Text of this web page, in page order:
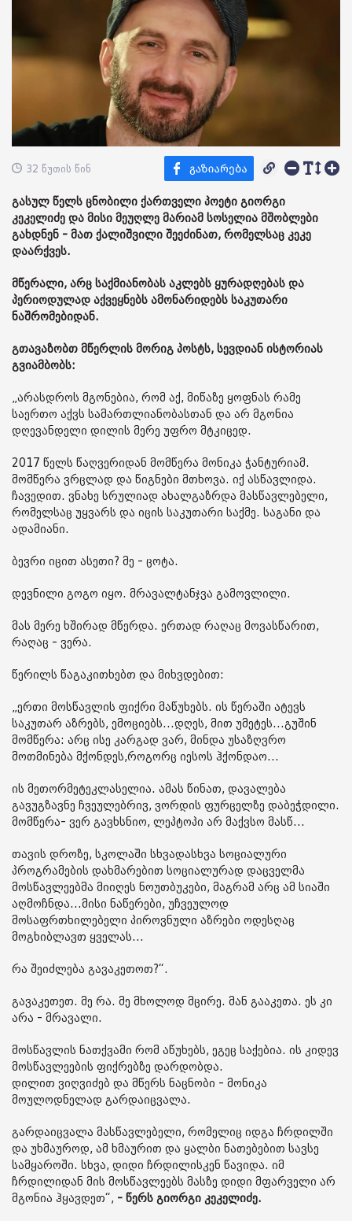
32 წუთის წინ
გასულ წელს ცნობილი ქართველი პოეტი გიორგი
კეკელიძე და მისი მეუღლე მარიამ სოსელია მშობლები
გახდნენ - მათ ქალიშვილი შეეძინათ, რომელსაც კეკე
დაარქვეს.
მწერალი, არც საქმიანობას აკლებს ყურადღებას და
პერიოდულად აქვეყნებს ამონარიდებს საკუთარი
ნაშრომებიდან.
გთავაზობთ მწერლის მორიგ პოსტს, სევდიან ისტორიას
გვიამბობს:
„არასდროს მგონებია, რომ აქ, მიწაზე ყოფნას რამე
საერთო აქვს სამართლიანობასთან და არ მგონია
დღევანდელი დილის მერე უფრო მტკიცედ.
2017 წელს წაღვერიდან მომწერა მონიკა ჭანტურიამ.
მომწერა ვრცლად და წიგნები მთხოვა. იქ ასწავლიდა.
ჩავედით. ვნახე სრულიად ახალგაზრდა მასწავლებელი,
რომელსაც უყვარს და იცის საკუთარი საქმე. საგანი და
ადამიანი.
ბევრი იცით ასეთი? მე - ცოტა.
დევნილი გოგო იყო. მრავალტანჯვა გამოვლილი.
მას მერე ხშირად მწერდა. ერთად რაღაც მოვასწარით,
რაღაც - ვერა.
წერილს წაგაკითხებთ და მიხვდებით:
„ერთი მოსწავლის ფიქრი მაწუხებს. ის წერაში ატევს
საკუთარ აზრებს, ემოციებს...დღეს, მით უმეტეს...გუშინ
მომწერა: არც ისე კარგად ვარ, მინდა უსაზღვრო
მოთმინება მქონდეს,როგორც იესოს ჰქონდაო...
ის მეთორმეტეკლასელია. ამას წინათ, დავალება
გავუგზავნე ჩვეულებრივ, ვორდის ფურცელზე დაბეჭდილი.
მომწერა- ვერ გავხსნიო, ლეპტოპი არ მაქვსო მასწ...
თავის დროზე, სკოლაში სხვადასხვა სოციალური
პროგრამების დახმარებით სოციალურად დაცველმა
მოსწავლეებმა მიიღეს ნოუთბუკები, მაგრამ არც ამ სიაში
აღმოჩნდა...მისი ნაწერები, უჩვეულოდ
მოსაფრთხილებელი პიროვნული აზრები ოდესღაც
მოგხიბლავთ ყველას...
რა შეიძლება გავაკეთოთ?“.
გავაკეთეთ. მე რა. მე მხოლოდ მცირე. მან გააკეთა. ეს კი
არა - მრავალი.
მოსწავლის ნათქვამი რომ აწუხებს, ეგეც საქებია. ის კიდევ
მოსწავლეების ფიქრებზე დარდობდა.
დილით ვიღვიძებ და მწერს ნაცნობი - მონიკა
მოულოდნელად გარდაიცვალა.
გარდაიცვალა მასწავლებელი, რომელიც იდგა ჩრდილში
და უხმაუროდ, ამ ხმაურით და ყალბი ნათებებით სავსე
სამყაროში. სხვა, დიდი ჩრდილისკენ წავიდა. იმ
ჩრდილიდან მის მოსწავლეებს მასზე დიდი მფარველი არ
მგონია ჰყავდეთ“, - წერს გიორგი კეკელიძე.